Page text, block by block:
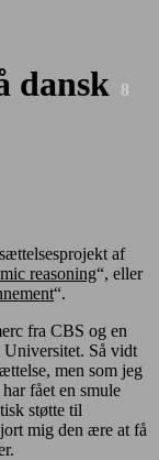
dansk
8
af
reasoning“, eller
“.
fra CBS og en
Så vidt
men som jeg
fået en smule
støtte til
mig den ære at få